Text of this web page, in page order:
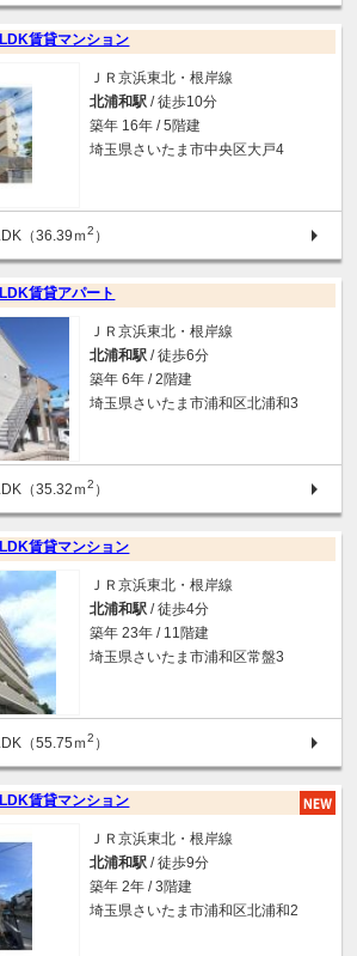
賃貸マンション
ＪＲ京浜東北・根岸線
北浦和駅 / 徒歩10分
築年 16年 / 5階建
埼玉県さいたま市中央区大戸4
（36.39ｍ2 ）
賃貸アパート
ＪＲ京浜東北・根岸線
北浦和駅 / 徒歩6分
築年 6年 / 2階建
埼玉県さいたま市浦和区北浦和3
（35.32ｍ2 ）
賃貸マンション
ＪＲ京浜東北・根岸線
北浦和駅 / 徒歩4分
築年 23年 / 11階建
埼玉県さいたま市浦和区常盤3
（55.75ｍ2 ）
賃貸マンション
ＪＲ京浜東北・根岸線
北浦和駅 / 徒歩9分
築年 2年 / 3階建
埼玉県さいたま市浦和区北浦和2